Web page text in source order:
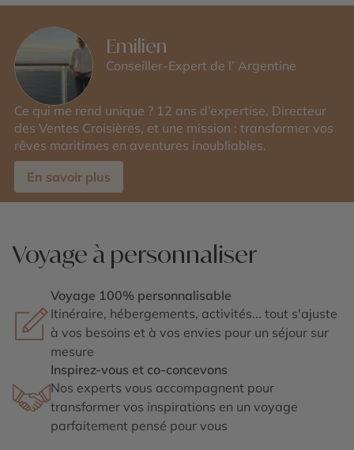
Emilien
Conseiller-Expert de l’ Argentine
Ce qui me rend unique ? 12 ans d’expertise, Directeur
des Ventes Croisières, et une mission : transformer vos
rêves maritimes en aventures inoubliables.
En savoir plus
Voyage à personnaliser
Voyage 100% personnalisable
Itinéraire, hébergements, activités... tout s'ajuste
à vos besoins et à vos envies pour un séjour sur
mesure
Inspirez-vous et co-concevons
Nos experts vous accompagnent pour
transformer vos inspirations en un voyage
parfaitement pensé pour vous